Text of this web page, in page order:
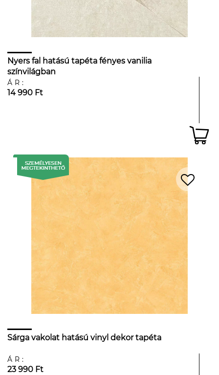
Nyers fal hatású tapéta fényes vanilia
színvilágban
ÁR:
14 990 Ft
Sárga vakolat hatású vinyl dekor tapéta
ÁR:
23 990 Ft